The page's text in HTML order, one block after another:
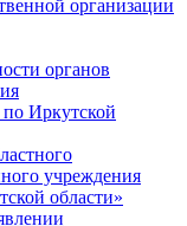
организации
органов
по Иркутской
учреждения
области»